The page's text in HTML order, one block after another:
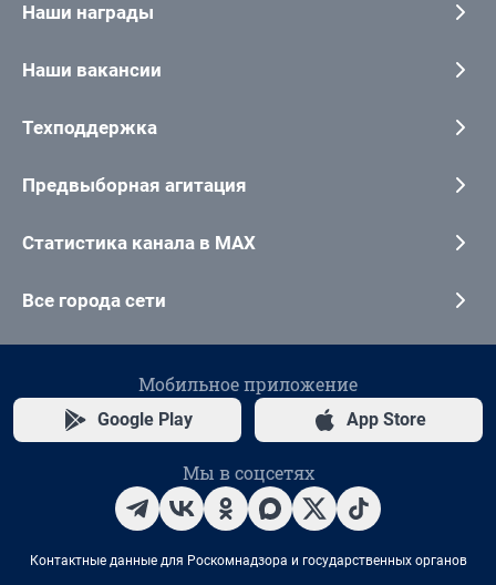
Наши награды
Наши вакансии
Техподдержка
Предвыборная агитация
Статистика канала в MAX
Все города сети
Мобильное приложение
Google Play App Store
Мы в соцсетях
Контактные данные для Роскомнадзора и государственных органов